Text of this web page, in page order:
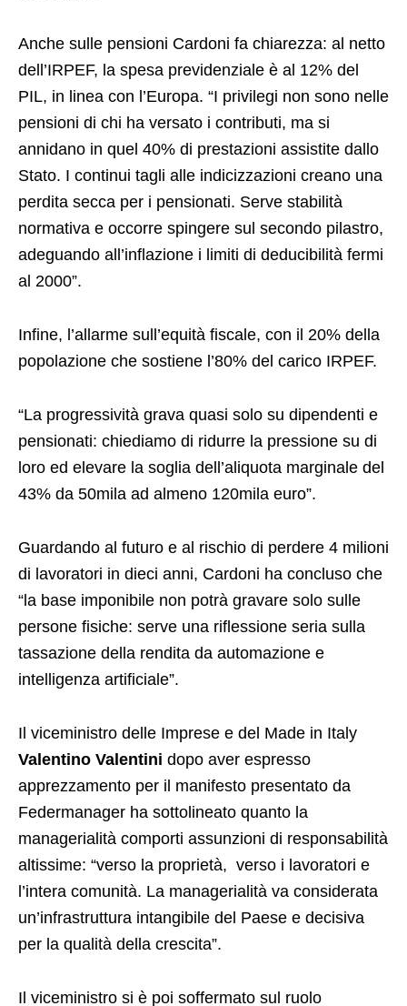
Anche sulle pensioni Cardoni fa chiarezza: al netto
dell’IRPEF, la spesa previdenziale è al 12% del
PIL, in linea con l’Europa. “I privilegi non sono nelle
pensioni di chi ha versato i contributi, ma si
annidano in quel 40% di prestazioni assistite dallo
Stato. I continui tagli alle indicizzazioni creano una
perdita secca per i pensionati. Serve stabilità
normativa e occorre spingere sul secondo pilastro,
adeguando all’inflazione i limiti di deducibilità fermi
al 2000”.
Infine, l’allarme sull’equità fiscale, con il 20% della
popolazione che sostiene l’80% del carico IRPEF.
“La progressività grava quasi solo su dipendenti e
pensionati: chiediamo di ridurre la pressione su di
loro ed elevare la soglia dell’aliquota marginale del
43% da 50mila ad almeno 120mila euro”.
Guardando al futuro e al rischio di perdere 4 milioni
di lavoratori in dieci anni, Cardoni ha concluso che
“la base imponibile non potrà gravare solo sulle
persone fisiche: serve una riflessione seria sulla
tassazione della rendita da automazione e
intelligenza artificiale”.
Il viceministro delle Imprese e del Made in Italy
Valentino Valentini dopo aver espresso
apprezzamento per il manifesto presentato da
Federmanager ha sottolineato quanto la
managerialità comporti assunzioni di responsabilità
altissime: “verso la proprietà, verso i lavoratori e
l’intera comunità. La managerialità va considerata
un’infrastruttura intangibile del Paese e decisiva
per la qualità della crescita”.
Il viceministro si è poi soffermato sul ruolo